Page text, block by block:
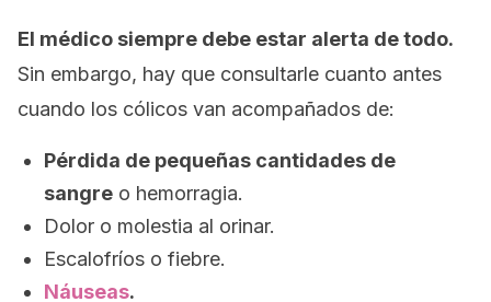
El médico siempre debe estar alerta de todo.
Sin embargo, hay que consultarle cuanto antes
cuando los cólicos van acompañados de:
Pérdida de pequeñas cantidades de
sangre o hemorragia.
Dolor o molestia al orinar.
Escalofríos o fiebre.
Náuseas.